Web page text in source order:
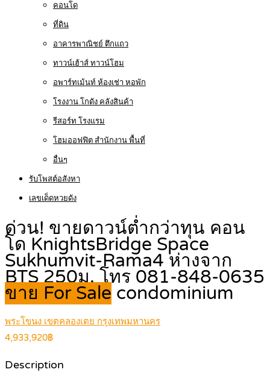
คอนโด
ที่ดิน
อาคารพาณิชย์ ตึกแถว
ทาวน์เฮ้าส์ ทาวน์โฮม
อพาร์ทเม้นท์ ห้องเช่า หอพัก
โรงงาน โกดัง คลังสินค้า
รีสอร์ท โรงแรม
โฮมออฟฟิต สำนักงาน พื้นที่
อื่นๆ
รับโพสต์อสังหา
เลขเด็ดหวยดัง
ด่วน! ขายดาวน์ต่ำกว่าทุน คอน
โด KnightsBridge Space
Sukhumvit-Rama4 ห่างจาก
BTS 250ม. โทร 081-848-0635
ขาย For Sale condominium
พระโขนง เขตคลองเตย กรุงเทพมหานคร
4,933,920฿
Description